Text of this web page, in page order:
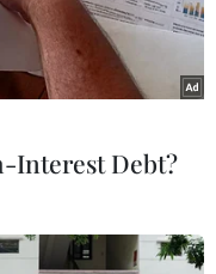
Interest Debt?